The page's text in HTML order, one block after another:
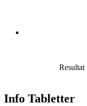
Resultat
Info Tabletter